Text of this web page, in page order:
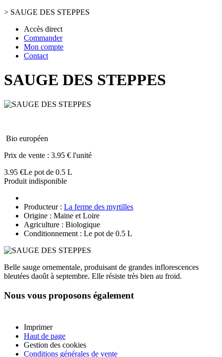
> SAUGE DES STEPPES
Accès direct
Commander
Mon compte
Contact
SAUGE DES STEPPES
Bio européen
Prix de vente : 3.95 € l'unité
3.95 €Le pot de 0.5 L
Produit indisponible
Producteur : La ferme des myrtilles
Origine : Maine et Loire
Agriculture : Biologique
Conditionnement : Le pot de 0.5 L
Belle sauge ornementale, produisant de grandes inflorescences
bleutées daoût à septembre. Elle résiste très bien au froid.
Nous vous proposons également
Imprimer
Haut de page
Gestion des cookies
Conditions générales de vente